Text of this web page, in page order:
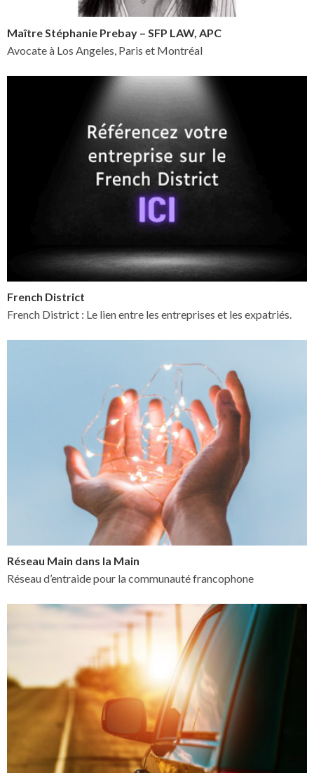
Maître Stéphanie Prebay – SFP LAW, APC
Avocate à Los Angeles, Paris et Montréal
French District
French District : Le lien entre les entreprises et les expatriés.
Réseau Main dans la Main
Réseau d’entraide pour la communauté francophone